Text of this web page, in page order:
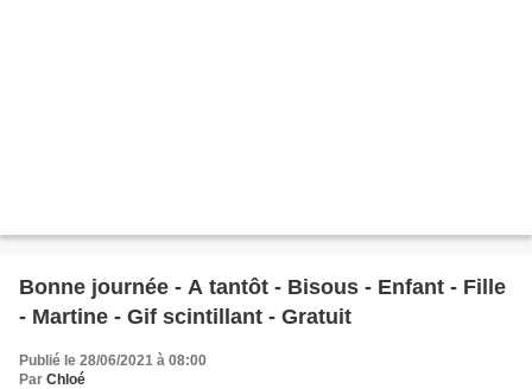
Bonne journée - A tantôt - Bisous - Enfant - Fille
- Martine - Gif scintillant - Gratuit
Publié le 28/06/2021 à 08:00
Par Chloé